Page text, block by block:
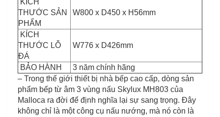
KÍCH
THƯỚC SẢN
PHẨM
W800 x D450 x H56mm
KÍCH
THƯỚC LỖ
ĐÁ
W776 x D426mm
BẢO HÀNH
3 năm chính hãng
– Trong thế giới thiết bị nhà bếp cao cấp, dòng sản
phẩm bếp từ âm 3 vùng nấu Skylux MH803 của
Malloca ra đời để định nghĩa lại sự sang trọng. Đây
không chỉ là một công cụ nấu nướng, mà nó còn là